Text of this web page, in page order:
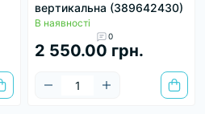
вертикальна (389642430)
В наявності
0
2 550.00 грн.